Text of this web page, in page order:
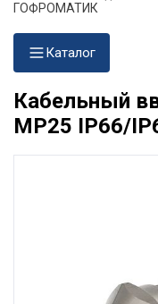
ГОФРОМАТИК
Каталог
Кабельный
МР25 IP66/